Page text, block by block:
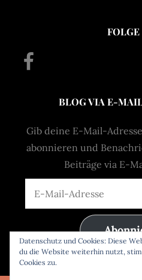
FOLGE
Facebook
BLOG VIA E-
Gib deine E-Mail-
abonnieren und
Beiträge via E-
Datenschutz und Cookies: Diese
du die Website weiterhin nutzt,
Cookies zu.